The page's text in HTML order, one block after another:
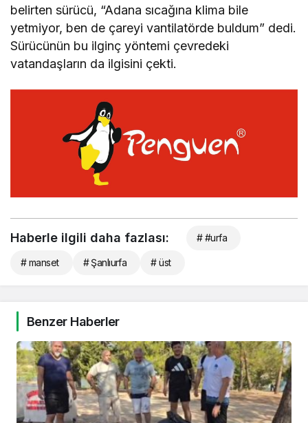
belirten sürücü, “Adana sıcağına klima bile
yetmiyor, ben de çareyi vantilatörde buldum” dedi.
Sürücünün bu ilginç yöntemi çevredeki
vatandaşların da ilgisini çekti.
Haberle ilgili daha fazlası: # #urfa
# manset # Şanlıurfa # üst
Benzer Haberler